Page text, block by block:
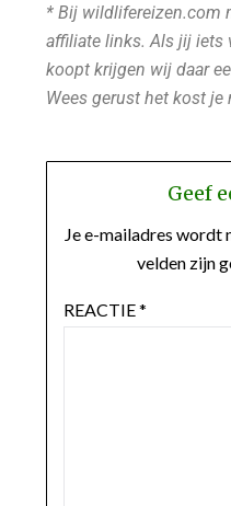
* Bij wildlifereizen.com
affiliate links. Als jij iets
koopt krijgen wij daar
Wees gerust het kost je
Geef
Je e-mailadres wordt
velden zijn
REACTIE*